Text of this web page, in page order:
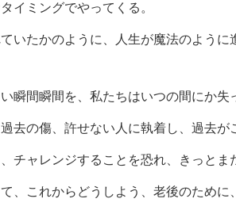
イミングでやってくる。
いたかのように、人生が魔法のように
瞬間瞬間を、私たちはいつの間にか失
去の傷、許せない人に執着し、過去
チャレンジすることを恐れ、きっと
、これからどうしよう、老後のため